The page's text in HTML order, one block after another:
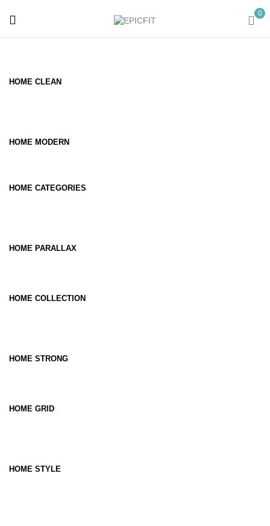
0
HOME CLEAN
HOME MODERN
HOME CATEGORIES
HOME PARALLAX
HOME COLLECTION
HOME STRONG
HOME GRID
HOME STYLE